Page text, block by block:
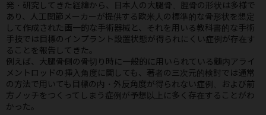
発・研究してきた経緯から、日本人の大腿骨、脛骨の形状は多様で
あり、人工関節メーカーが提供する欧米人の標準的な骨形状を想定
して作成された画一的な手術器械と、それを用いる教科書的な手術
手技では目標のインプラント設置状態が得られにくい症例が存在す
ることを報告してきた。
例えば、大腿骨側の骨切り時に一般的に用いられている髄内アライ
メントロッドの挿入角度に関しても、著者の三次元的検討では通常
の方法で用いても目標の内・外反角度が得られない症例、および前
方ノッチをつくってしまう症例が予想以上に多く存在することがわ
かった。